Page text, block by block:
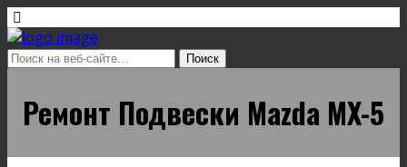
Ремонт Подвески Mazda MX-5